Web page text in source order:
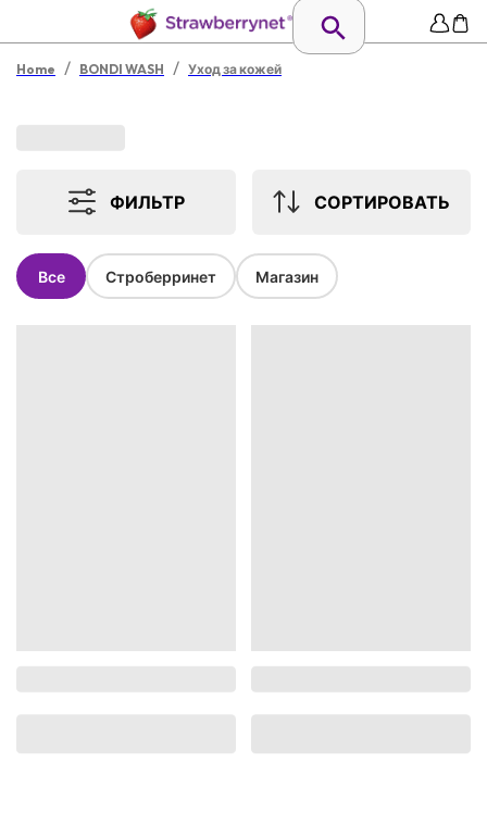
Home / BONDI WASH / Уход за кожей
ФИЛЬТР СОРТИРОВАТЬ
Все Строберринет Магазин